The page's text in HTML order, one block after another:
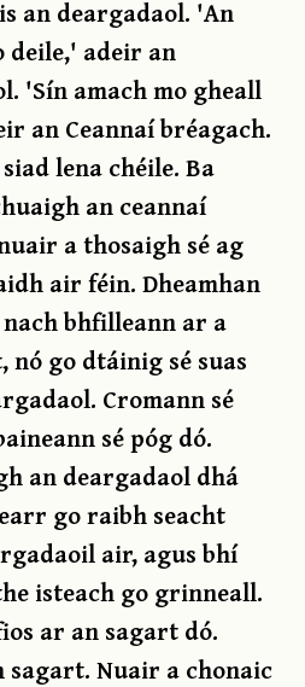
an deargadaol. 'An
deile,' adeir an
'Sín amach mo gheall
an Ceannaí bréagach.
lena chéile. Ba
an ceannaí
a thosaigh sé ag
air féin. Dheamhan
nach bhfilleann ar a
nó go dtáinig sé suas
Cromann sé
sé póg dó.
an deargadaol dhá
go raibh seacht
air, agus bhí
isteach go grinneall.
ar an sagart dó.
sagart. Nuair a chonaic